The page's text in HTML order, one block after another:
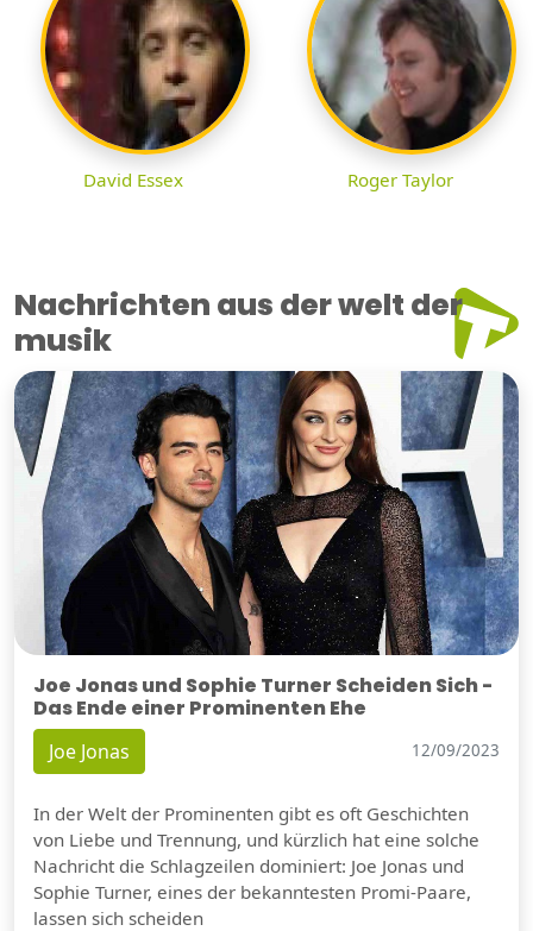
David Essex Roger Taylor
Nachrichten aus der welt der
musik
Joe Jonas und Sophie Turner Scheiden Sich -
Das Ende einer Prominenten Ehe
Joe Jonas 12/09/2023
In der Welt der Prominenten gibt es oft Geschichten
von Liebe und Trennung, und kürzlich hat eine solche
Nachricht die Schlagzeilen dominiert: Joe Jonas und
Sophie Turner, eines der bekanntesten Promi-Paare,
lassen sich scheiden